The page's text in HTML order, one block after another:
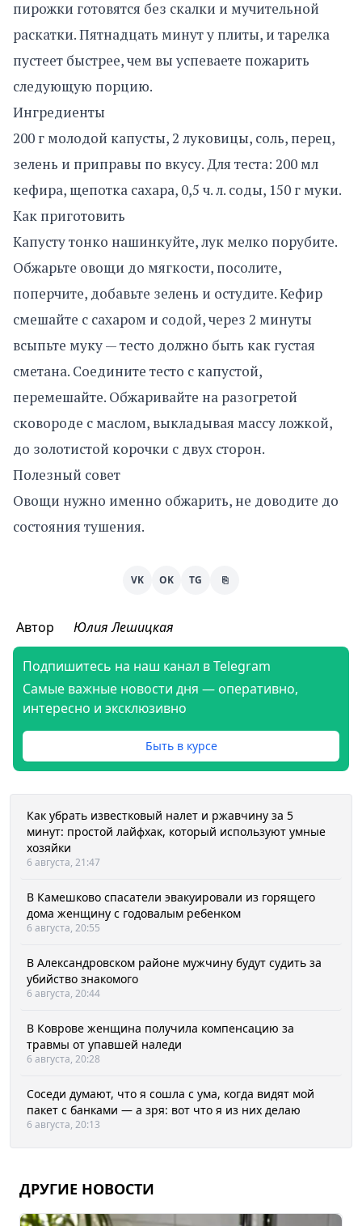
пирожки готовятся без скалки и мучительной
раскатки. Пятнадцать минут у плиты, и тарелка
пустеет быстрее, чем вы успеваете пожарить
следующую порцию.
Ингредиенты
200 г молодой капусты, 2 луковицы, соль, перец,
зелень и приправы по вкусу. Для теста: 200 мл
кефира, щепотка сахара, 0,5 ч. л. соды, 150 г муки.
Как приготовить
Капусту тонко нашинкуйте, лук мелко порубите.
Обжарьте овощи до мягкости, посолите,
поперчите, добавьте зелень и остудите. Кефир
смешайте с сахаром и содой, через 2 минуты
всыпьте муку — тесто должно быть как густая
сметана. Соедините тесто с капустой,
перемешайте. Обжаривайте на разогретой
сковороде с маслом, выкладывая массу ложкой,
до золотистой корочки с двух сторон.
Полезный совет
Овощи нужно именно обжарить, не доводите до
состояния тушения.
VK OK TG ⎘
Автор Юлия Лешицкая
Подпишитесь на наш канал в Telegram
Самые важные новости дня — оперативно,
интересно и эксклюзивно
Быть в курсе
Как убрать известковый налет и ржавчину за 5
минут: простой лайфхак, который используют умные
хозяйки
6 августа, 21:47
В Камешково спасатели эвакуировали из горящего
дома женщину с годовалым ребенком
6 августа, 20:55
В Александровском районе мужчину будут судить за
убийство знакомого
6 августа, 20:44
В Коврове женщина получила компенсацию за
травмы от упавшей наледи
6 августа, 20:28
Соседи думают, что я сошла с ума, когда видят мой
пакет с банками — а зря: вот что я из них делаю
6 августа, 20:13
ДРУГИЕ НОВОСТИ